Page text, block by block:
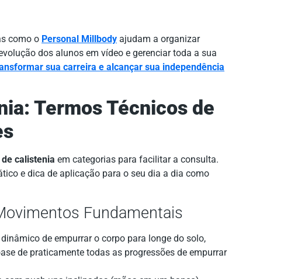
como o Personal Millbody ajudam a organizar
dos alunos em vídeo e gerenciar toda a sua
sua carreira e alcançar sua independência
Termos Técnicos de
calistenia em categorias para facilitar a consulta.
e dica de aplicação para o seu dia a dia como
Fundamentais
de empurrar o corpo para longe do solo,
de praticamente todas as progressões de empurrar